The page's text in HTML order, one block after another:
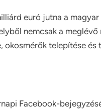
euró jutna a
nemcsak a
okosmérők telepítése
Facebook-